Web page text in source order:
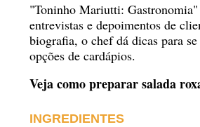
"Toninho Mariutti: Gastronomia"
entrevistas e depoimentos de
biografia, o chef dá dicas para
opções de cardápios.
Veja como preparar salada
INGREDIENTES